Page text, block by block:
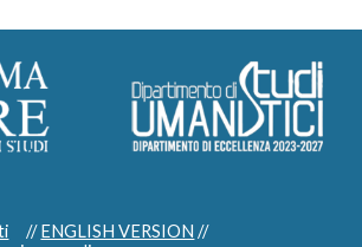
//ENGLISH VERSION //